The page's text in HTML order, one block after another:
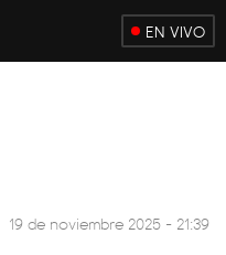
EN VIVO
19 de noviembre 2025 - 21:39